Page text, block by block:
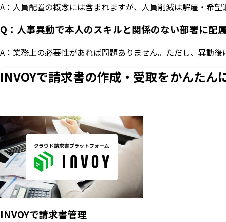
A：人員配置の概念には含まれますが、人員削減は解雇・希
Q：人事異動で本人のスキルと関係のない部署に配
A：業務上の必要性があれば問題ありません。ただし、異動
INVOYで請求書の作成・ 受取をかんたん
INVOYで請求書管理